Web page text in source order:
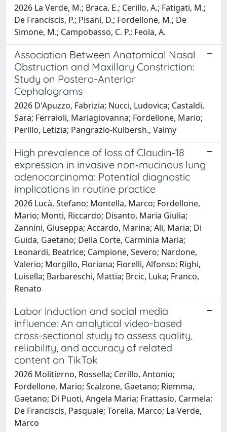
2026 La Verde, M.; Braca, E.; Cerillo, A.; Fatigati, M.;
De Franciscis, P.; Pisani, D.; Fordellone, M.; De
Simone, M.; Campobasso, C. P.; Feola, A.
Association Between Anatomical Nasal
Obstruction and Maxillary Constriction:
Study on Postero-Anterior
Cephalograms
2026 D'Apuzzo, Fabrizia; Nucci, Ludovica; Castaldi,
Sara; Ferraioli, Mariagiovanna; Fordellone, Mario;
Perillo, Letizia; Pangrazio-Kulbersh., Valmy
High prevalence of loss of Claudin‐18
expression in invasive non‐mucinous lung
adenocarcinoma: Potential diagnostic
implications in routine practice
2026 Lucà, Stefano; Montella, Marco; Fordellone,
Mario; Monti, Riccardo; Disanto, Maria Giulia;
Zannini, Giuseppa; Accardo, Marina; Ali, Maria; Di
Guida, Gaetano; Della Corte, Carminia Maria;
Leonardi, Beatrice; Campione, Severo; Nardone,
Valerio; Morgillo, Floriana; Fiorelli, Alfonso; Righi,
Luisella; Barbareschi, Mattia; Brcic, Luka; Franco,
Renato
Labor induction and social media
influence: An analytical video-based
cross-sectional study to assess quality,
reliability, and accuracy of related
content on TikTok
2026 Molitierno, Rossella; Cerillo, Antonio;
Fordellone, Mario; Scalzone, Gaetano; Riemma,
Gaetano; Di Puoti, Angela Maria; Frattasio, Carmela;
De Franciscis, Pasquale; Torella, Marco; La Verde,
Marco